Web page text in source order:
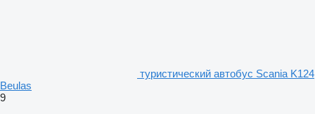
туристический автобус Scania K124
Beulas
9